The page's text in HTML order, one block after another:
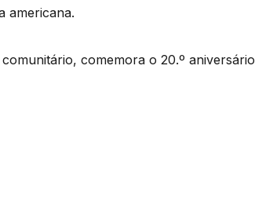
americana.
comemora o 20.º aniversário